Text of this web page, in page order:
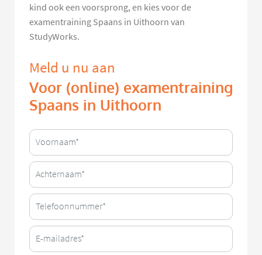
kind ook een voorsprong, en kies voor de
examentraining Spaans in Uithoorn van
StudyWorks.
Meld u nu aan
Voor (online) examentraining
Spaans in Uithoorn